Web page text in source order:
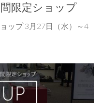
限定ショップ
ップ 3月27日（水）～4